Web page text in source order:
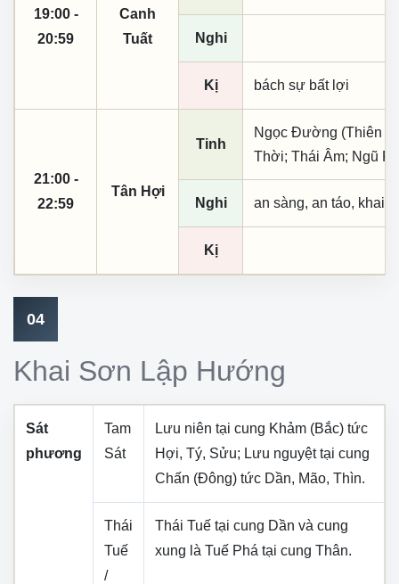
19:00 -
20:59
Canh
Tuất
Nghi
Kị bách sự bất lợi
21:00 -
22:59
Tân Hợi
Tinh
Ngọc Đường (Thiên
Thời; Thái Âm; Ngũ
Nghi an sàng, an táo, khai
Kị
04
Khai Sơn Lập Hướng
Sát
phương
Tam
Sát
Lưu niên tại cung Khảm (Bắc) tức
Hợi, Tý, Sửu; Lưu nguyệt tại cung
Chấn (Đông) tức Dần, Mão, Thìn.
Thái
Tuế
/
Thái Tuế tại cung Dần và cung
xung là Tuế Phá tại cung Thân.